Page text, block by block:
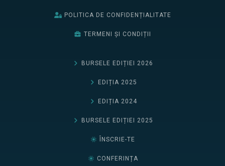
POLITICA DE CONFIDENȚIALITATE
TERMENI ȘI CONDIȚII
BURSELE EDIȚIEI 2026
EDIȚIA 2025
EDIȚIA 2024
BURSELE EDIȚIEI 2025
ÎNSCRIE-TE
CONFERINȚA